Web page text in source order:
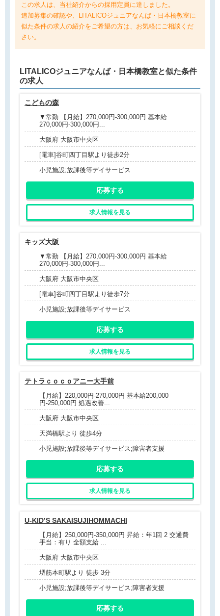
この求人は、当社紹介からの採用定員に達しました。
追加募集の確認や、LITALICOジュニアなんば・日本橋教室に
似た条件の求人の紹介をご希望の方は、お気軽にご相談くだ
さい。
LITALICOジュニアなんば・日本橋教室と似た条件
の求人
こどもの森
▼常勤 【月給】270,000円-300,000円 基本給
270,000円-300,000円...
大阪府 大阪市中央区
[電車]谷町四丁目駅より徒歩2分
小児施設;放課後等デイサービス
応募する
求人情報を見る
キッズ大阪
▼常勤 【月給】270,000円-300,000円 基本給
270,000円-300,000円...
大阪府 大阪市中央区
[電車]谷町四丁目駅より徒歩7分
小児施設;放課後等デイサービス
応募する
求人情報を見る
テトラｃｏｃｏアニー大手前
【月給】220,000円-270,000円 基本給200,000
円-250,000円 処遇改善...
大阪府 大阪市中央区
天満橋駅より 徒歩4分
小児施設;放課後等デイサービス;障害者支援
応募する
求人情報を見る
U-KID’S SAKAISUJIHOMMACHI
【月給】250,000円-350,000円 昇給：年1回 2 交通費
手当：有り 全額支給 ...
大阪府 大阪市中央区
堺筋本町駅より 徒歩 3分
小児施設;放課後等デイサービス;障害者支援
応募する